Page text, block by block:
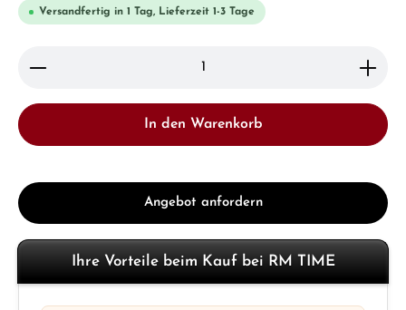
Versandfertig in 1 Tag, Lieferzeit 1-3 Tage
Produkt Anzahl: Gib den gewünschten Wert ein
In den Warenkorb
Angebot anfordern
Ihre Vorteile beim Kauf bei RM TIME